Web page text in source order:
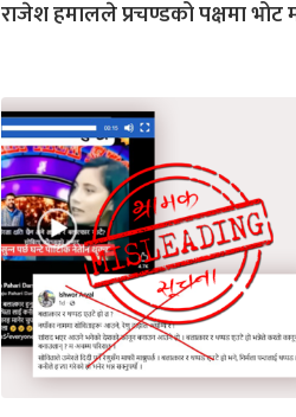
राजेश हमालले प्रचण्डको पक्षमा भोट